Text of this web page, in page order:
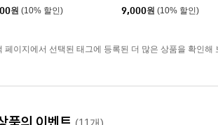
원 (10% 할인)
9,000원 (10% 할인)
페이지에서 선택된 태그에 등록된 더 많은 상품을 확인해
(11개)